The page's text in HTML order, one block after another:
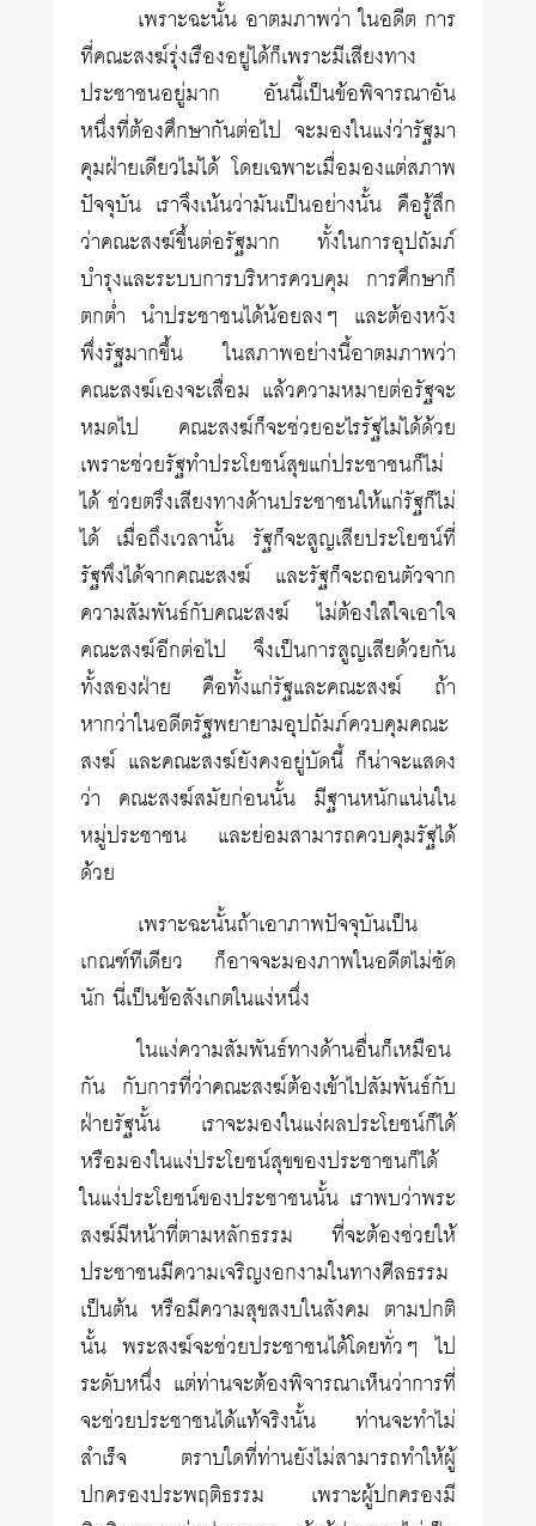
เพราะฉะนั้น อาตมภาพว่า ในอดีต การ
ที่คณะสงฆ์รุ่งเรืองอยู่ได้ก็เพราะมีเสียงทาง
ประชาชนอยู่มาก อันนี้เป็นข้อพิจารณาอัน
หนึ่งที่ต้องศึกษากันต่อไป จะมองในแง่ว่ารัฐมา
คุมฝ่ายเดียวไม่ได้ โดยเฉพาะเมื่อมองแต่สภาพ
ปัจจุบัน เราจึงเน้นว่ามันเป็นอย่างนั้น คือรู้สึก
ว่าคณะสงฆ์ขึ้นต่อรัฐมาก ทั้งในการอุปถัมภ์
บำรุงและระบบการบริหารควบคุม การศึกษาก็
ตกต่ำ นำประชาชนได้น้อยลงๆ และต้องหวัง
พึ่งรัฐมากขึ้น ในสภาพอย่างนี้อาตมภาพว่า
คณะสงฆ์เองจะเสื่อม แล้วความหมายต่อรัฐจะ
หมดไป คณะสงฆ์ก็จะช่วยอะไรรัฐไม่ได้ด้วย
เพราะช่วยรัฐทำประโยชน์สุขแก่ประชาชนก็ไม่
ได้ ช่วยตรึงเสียงทางด้านประชาชนให้แก่รัฐก็ไม่
ได้ เมื่อถึงเวลานั้น รัฐก็จะสูญเสียประโยชน์ที่
รัฐพึงได้จากคณะสงฆ์ และรัฐก็จะถอนตัวจาก
ความสัมพันธ์กับคณะสงฆ์ ไม่ต้องใส่ใจเอาใจ
คณะสงฆ์อีกต่อไป จึงเป็นการสูญเสียด้วยกัน
ทั้งสองฝ่าย คือทั้งแก่รัฐและคณะสงฆ์ ถ้า
หากว่าในอดีตรัฐพยายามอุปถัมภ์ควบคุมคณะ
สงฆ์ และคณะสงฆ์ยังคงอยู่บัดนี้ ก็น่าจะแสดง
ว่า คณะสงฆ์สมัยก่อนนั้น มีฐานหนักแน่นใน
หมู่ประชาชน และย่อมสามารถควบคุมรัฐได้
ด้วย
เพราะฉะนั้นถ้าเอาภาพปัจจุบันเป็น
เกณฑ์ทีเดียว ก็อาจจะมองภาพในอดีตไม่ชัด
นัก นี่เป็นข้อสังเกตในแง่หนึ่ง
ในแง่ความสัมพันธ์ทางด้านอื่นก็เหมือน
กัน กับการที่ว่าคณะสงฆ์ต้องเข้าไปสัมพันธ์กับ
ฝ่ายรัฐนั้น เราจะมองในแง่ผลประโยชน์ก็ได้
หรือมองในแง่ประโยชน์สุขของประชาชนก็ได้
ในแง่ประโยชน์ของประชาชนนั้น เราพบว่าพระ
สงฆ์มีหน้าที่ตามหลักธรรม ที่จะต้องช่วยให้
ประชาชนมีความเจริญงอกงามในทางศีลธรรม
เป็นต้น หรือมีความสุขสงบในสังคม ตามปกติ
นั้น พระสงฆ์จะช่วยประชาชนได้โดยทั่วๆ ไป
ระดับหนึ่ง แต่ท่านจะต้องพิจารณาเห็นว่าการที่
จะช่วยประชาชนได้แท้จริงนั้น ท่านจะทำไม่
สำเร็จ ตราบใดที่ท่านยังไม่สามารถทำให้ผู้
ปกครองประพฤติธรรม เพราะผู้ปกครองมี